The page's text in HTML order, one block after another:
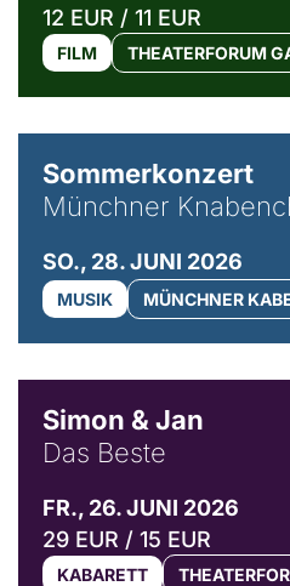
12 EUR / 11 EUR
FILM THEATERFORUM
Sommerkonzert
Münchner
SO., 28. JUNI 2026
MUSIK MÜNCHNER
Simon & Jan
Das Beste
FR., 26. JUNI 2026
29 EUR / 15 EUR
KABARETT